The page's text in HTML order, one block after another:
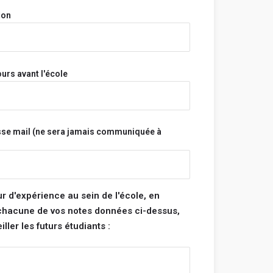
pas et n'aura jamais accès à tes informations
respectent pas ces règles.
:
avant l'école
mail (ne sera jamais communiquée à
d'expérience au sein de l'école, en
de vos notes données ci-dessus,
les futurs étudiants :